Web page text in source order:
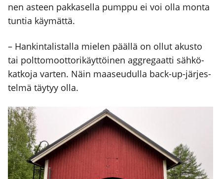
nen asteen pak­ka­sel­la pump­pu ei voi olla mon­ta
tun­tia käy­mät­tä.
– Han­kin­ta­lis­tal­la mie­len pääl­lä on ollut akus­to
tai polt­to­moot­to­ri­käyt­töi­nen aggre­gaat­ti säh­kö­
kat­ko­ja var­ten. Näin maa­seu­dul­la back-up-jär­jes­
tel­mä täy­tyy olla.